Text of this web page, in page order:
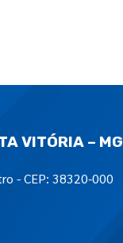
VITÓRIA – MG
- CEP: 38320-000